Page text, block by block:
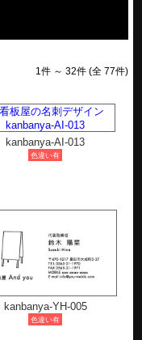
1件 ～ 32件 (全 77件)
kanbanya-AI-013
色違い有
kanbanya-YH-005
色違い有